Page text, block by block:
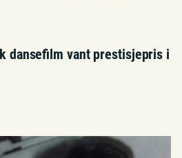
dansefilm vant prestisjepris i